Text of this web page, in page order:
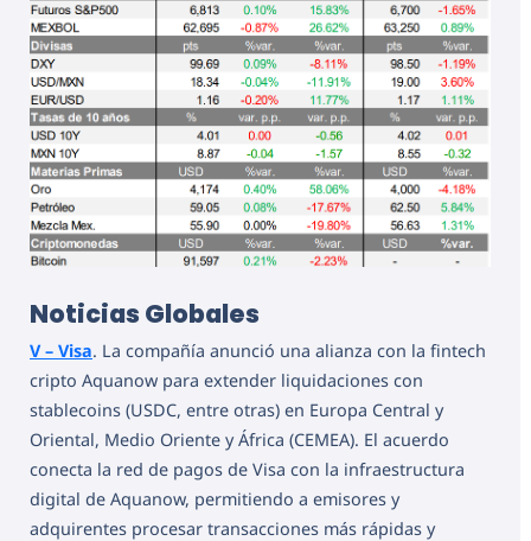
Noticias Globales
V – Visa. La compañía anunció una alianza con la fintech
cripto Aquanow para extender liquidaciones con
stablecoins (USDC, entre otras) en Europa Central y
Oriental, Medio Oriente y África (CEMEA). El acuerdo
conecta la red de pagos de Visa con la infraestructura
digital de Aquanow, permitiendo a emisores y
adquirentes procesar transacciones más rápidas y